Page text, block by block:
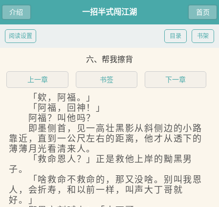
介绍 首页
一招半式闯江湖
书架
目录
阅读设置
六、帮我擦背
上一章 书签 下一章
「欸，阿福。」
「阿福，回神！」
阿福？叫他吗？
即墨侧首，见一高壮黑影从斜侧边的小路
靠近，直到一公尺左右的距离，他才从透下的
薄薄月光看清来人。
「救命恩人？」正是救他上岸的黝黑男
子。
「啥救命不救命的，那又没啥。别叫我恩
人，会折寿，和以前一样，叫声大丁哥就
好。」